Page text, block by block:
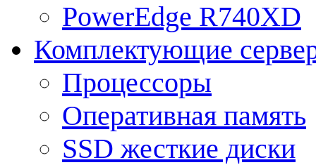
PowerEdge R740XD
Комплектующие
Процессоры
Оперативная память
SSD жесткие диски